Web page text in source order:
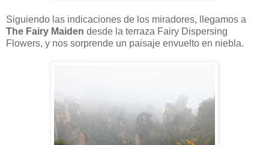
Siguiendo las indicaciones de los miradores, llegamos a
The Fairy Maiden desde la terraza Fairy Dispersing
Flowers, y nos sorprende un paisaje envuelto en niebla.